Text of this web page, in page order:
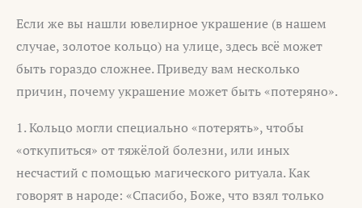
Если же вы нашли ювелирное украшение (в нашем
случае, золотое кольцо) на улице, здесь всё может
быть гораздо сложнее. Приведу вам несколько
причин, почему украшение может быть «потеряно».
1. Кольцо могли специально «потерять», чтобы
«откупиться» от тяжёлой болезни, или иных
несчастий с помощью магического ритуала. Как
говорят в народе: «Спасибо, Боже, что взял только